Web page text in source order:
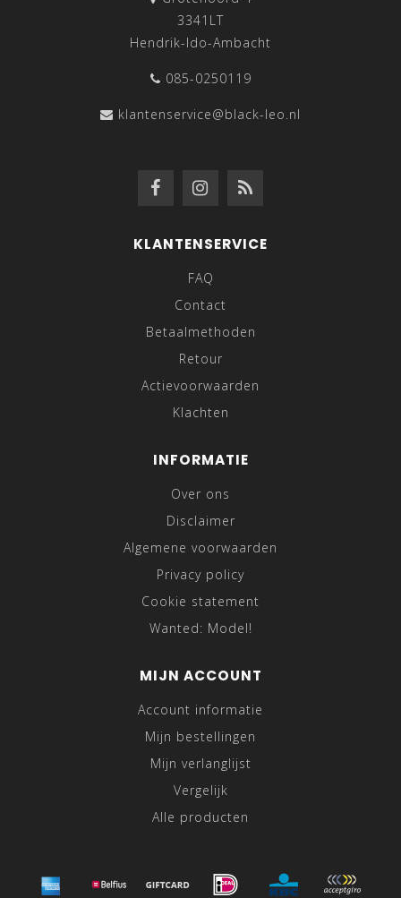
3341LT
Hendrik-Ido-Ambacht
085-0250119
klantenservice@black-leo.nl
KLANTENSERVICE
FAQ
Contact
Betaalmethoden
Retour
Actievoorwaarden
Klachten
INFORMATIE
Over ons
Disclaimer
Algemene voorwaarden
Privacy policy
Cookie statement
Wanted: Model!
MIJN ACCOUNT
Account informatie
Mijn bestellingen
Mijn verlanglijst
Vergelijk
Alle producten